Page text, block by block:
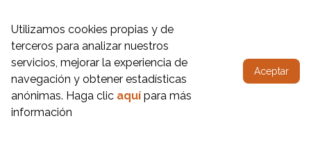
Contenido de la web y enlaces («Links»)
LEN Mayo International, S.A., se reserva el derecho a
actualizar, modificar o eliminar la información contenida
en la web, pudiendo, incluso, limitar o no permitir el
acceso a la información.
Utilizamos cookies propias y de
terceros para analizar nuestros
servicios, mejorar la experiencia de
navegación y obtener estadísticas
anónimas. Haga clic aquí para más
información
Aceptar